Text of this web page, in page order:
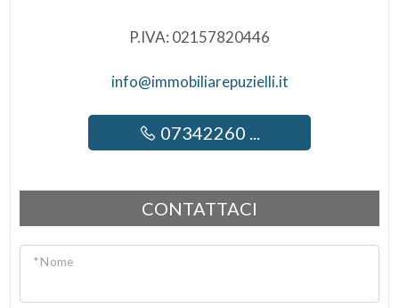
P.IVA: 02157820446
info@immobiliarepuzielli.it
07342260 ...
CONTATTACI
* Nome